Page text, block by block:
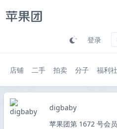
登录
店铺 二手 拍卖 分子 福利社
digbaby
苹果团第 1672 号会